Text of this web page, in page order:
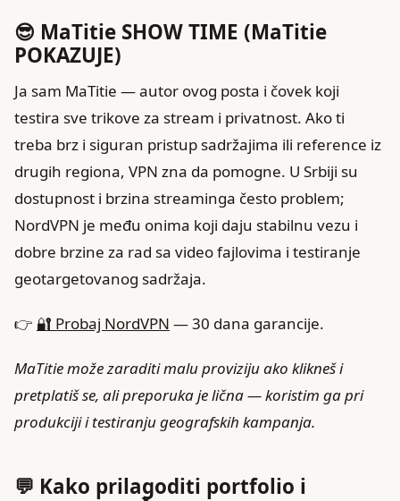
😎 MaTitie SHOW TIME (MaTitie
POKAZUJE)
Ja sam MaTitie — autor ovog posta i čovek koji
testira sve trikove za stream i privatnost. Ako ti
treba brz i siguran pristup sadržajima ili reference iz
drugih regiona, VPN zna da pomogne. U Srbiji su
dostupnost i brzina streaminga često problem;
NordVPN je među onima koji daju stabilnu vezu i
dobre brzine za rad sa video fajlovima i testiranje
geotargetovanog sadržaja.
👉 🔐 Probaj NordVPN — 30 dana garancije.
MaTitie može zaraditi malu proviziju ako klikneš i
pretplatiš se, ali preporuka je lična — koristim ga pri
produkciji i testiranju geografskih kampanja.
💬 Kako prilagoditi portfolio i